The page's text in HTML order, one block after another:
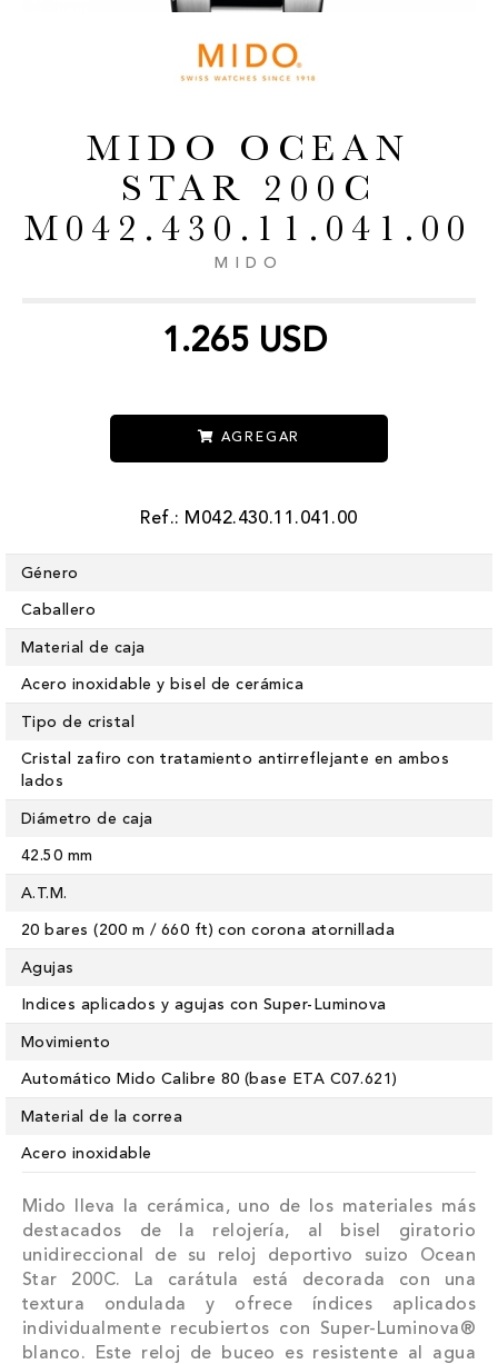
MIDO OCEAN
STAR 200C
M042.430.11.041.00
MIDO
1.265 USD
AGREGAR
Ref.: M042.430.11.041.00
Género
Caballero
Material de caja
Acero inoxidable y bisel de cerámica
Tipo de cristal
Cristal zafiro con tratamiento antirreflejante en ambos
lados
Diámetro de caja
42.50 mm
A.T.M.
20 bares (200 m / 660 ft) con corona atornillada
Agujas
Indices aplicados y agujas con Super-Luminova
Movimiento
Automático Mido Calibre 80 (base ETA C07.621)
Material de la correa
Acero inoxidable
Mido lleva la cerámica, uno de los materiales más
destacados de la relojería, al bisel giratorio
unidireccional de su reloj deportivo suizo Ocean
Star 200C. La carátula está decorada con una
textura ondulada y ofrece índices aplicados
individualmente recubiertos con Super-Luminova®
blanco. Este reloj de buceo es resistente al agua